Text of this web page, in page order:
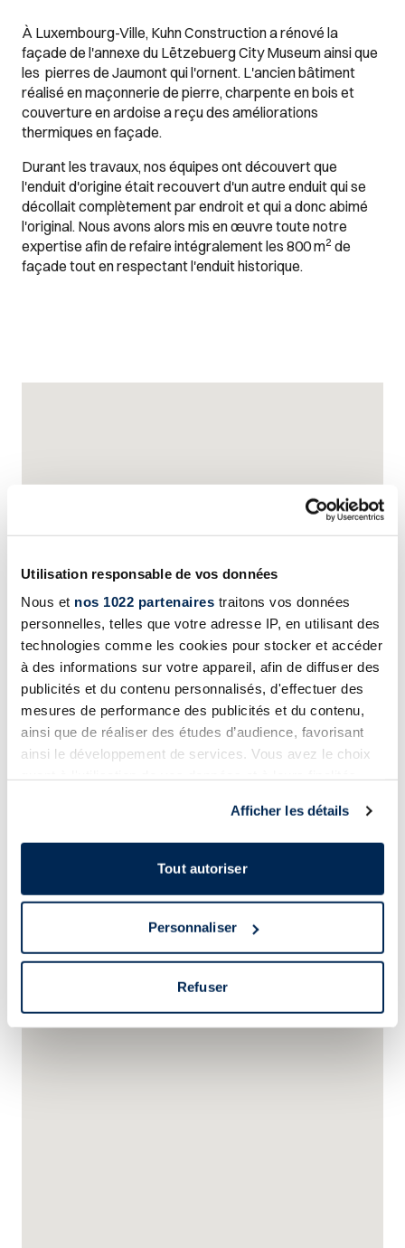
Utilisation responsable de vos données
Nous et nos 1022 partenaires traitons vos données
personnelles, telles que votre adresse IP, en utilisant des
technologies comme les cookies pour stocker et accéder
à des informations sur votre appareil, afin de diffuser des
publicités et du contenu personnalisés, d'effectuer des
mesures de performance des publicités et du contenu,
ainsi que de réaliser des études d’audience, favorisant
ainsi le développement de services. Vous avez le choix
tout moment en consultant la Déclaration relative aux
cookies ou en cliquant sur l'icône de confidentialité.
géographique qui peuvent être précises à plusieurs
mètres près
pour en relever les caractéristiques spécifiques
(empreintes digitales).
Afficher les détails
Tout autoriser
Personnaliser
Refuser
À Luxembourg-Ville, Kuhn Construction a rénové la
façade de l'annexe du Lëtzebuerg City Museum ainsi que
les pierres de Jaumont qui l'ornent. L'ancien bâtiment
réalisé en maçonnerie de pierre, charpente en bois et
couverture en ardoise a reçu des améliorations
thermiques en façade.
Durant les travaux, nos équipes ont découvert que
l'enduit d'origine était recouvert d'un autre enduit qui se
décollait complètement par endroit et qui a donc abimé
l'original. Nous avons alors mis en œuvre toute notre
expertise afin de refaire intégralement les 800 m2 de
façade tout en respectant l'enduit historique.